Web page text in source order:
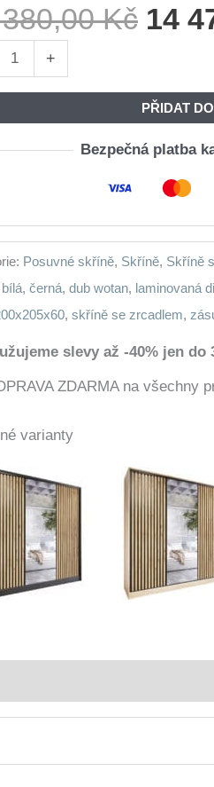
Kč
17
14
+
PŘIDAT
Bezpečná platba
Posuvné skříně, Skříně, Skříně
bílá, černá, dub wotan, laminovaná
, skříně se zrcadlem,
slevy až -40% jen do
ZDARMA na všechny
varianty